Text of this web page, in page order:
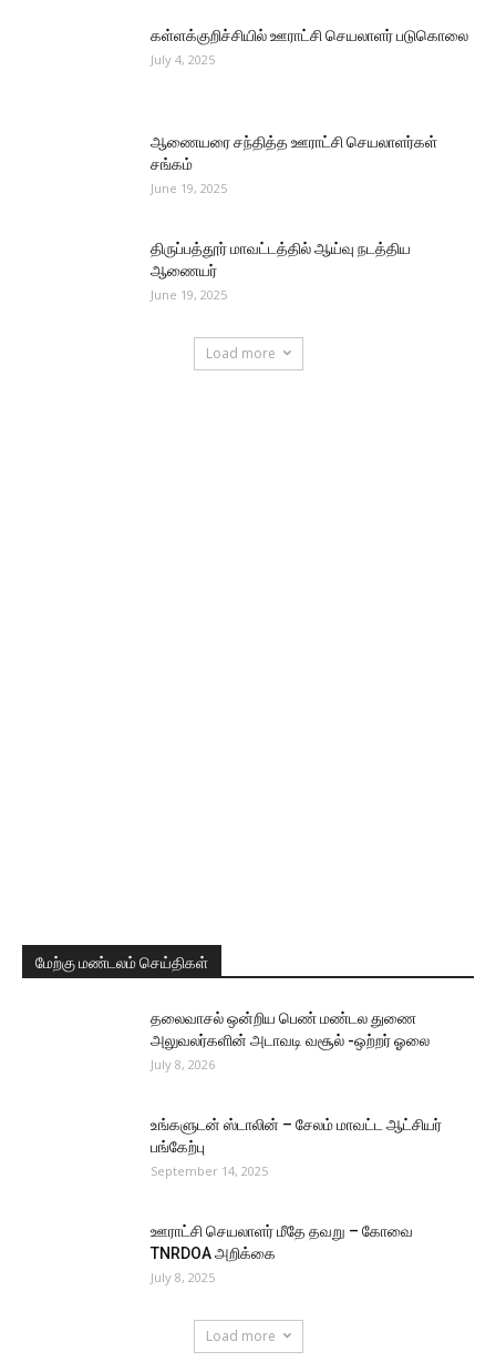
கள்ளக்குறிச்சியில் ஊராட்சி செயலாளர் படுகொலை
July 4, 2025
ஆணையரை சந்தித்த ஊராட்சி செயலாளர்கள்
சங்கம்
June 19, 2025
திருப்பத்தூர் மாவட்டத்தில் ஆய்வு நடத்திய
ஆணையர்
June 19, 2025
Load more
மேற்கு மண்டலம் செய்திகள்
தலைவாசல் ஒன்றிய பெண் மண்டல துணை
அலுவலர்களின் அடாவடி வசூல் -ஒற்றர் ஓலை
July 8, 2026
உங்களுடன் ஸ்டாலின் – சேலம் மாவட்ட ஆட்சியர்
பங்கேற்பு
September 14, 2025
ஊராட்சி செயலாளர் மீதே தவறு – கோவை
TNRDOA அறிக்கை
July 8, 2025
Load more